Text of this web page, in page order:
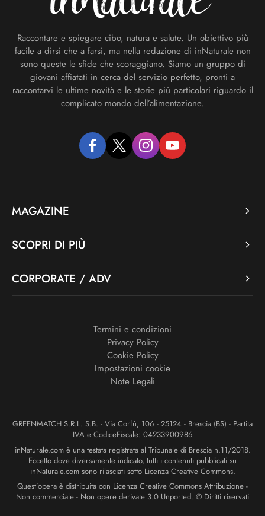
Raccontare e spiegare cibo, natura e salute. Un obiettivo più
facile a dirsi che a farsi, ma nella redazione di inNaturale non
sono queste le sfide che scoraggiano. Siamo un gruppo di
giovani affiatati in cerca del servizio perfetto, pronti a
raccontarvi le ultime novità e le storie più particolari riguardo il
complicato mondo dell’alimentazione.
facebooktwitter instagramyoutube
MAGAZINE
SCOPRI DI PIÙ
CORPORATE / ADV
Termini e condizioni
Privacy Policy
Cookie Policy
Impostazioni cookie
Note Legali
GREENMATCH S.R.L. S.B. - Via Corfù, 106 - 25124 - Brescia (BS) - Partita
IVA e CodiceFiscale: 04233900986
inNaturale.com è una testata registrata al Tribunale di Brescia n.11/2018.
Eccetto dove diversamente indicato, tutti i contenuti pubblicati su
inNaturale.com sono rilasciati sotto Licenza Creative Commons.
Quest’opera è distribuita con Licenza Creative Commons Attribuzione -
Non commerciale - Non opere derivate 3.0 Unported. © Diritti riservati